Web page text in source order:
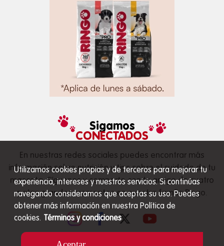
Utilizamos cookies propias y de terceros para mejorar tu
experiencia, intereses y nuestros servicios. Si continúas
navegando consideramos que aceptas su uso. Puedes
obtener más información en nuestra Política de
cookies. Términos y condiciones
Sigamos
CONECTADOS
En nuestras redes sociales puedes encontrar más
información sobre nutrición y tips sobre el cuidado de tu
mascota. Síguenos y comparte con tu amigo de cuatro
patas grandes momentos en nuestra familia Ringo.